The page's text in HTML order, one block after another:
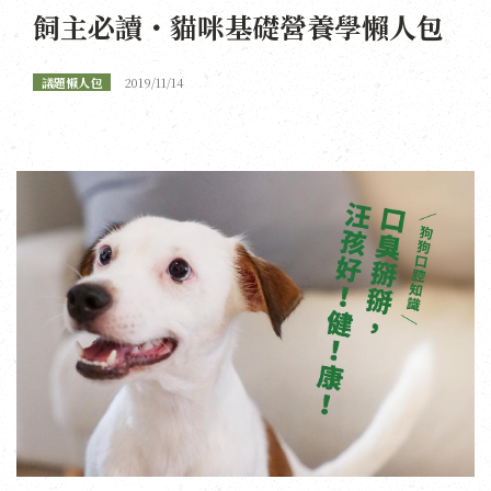
飼主必讀・貓咪基礎營養學懶人包
議題懶人包 2019/11/14